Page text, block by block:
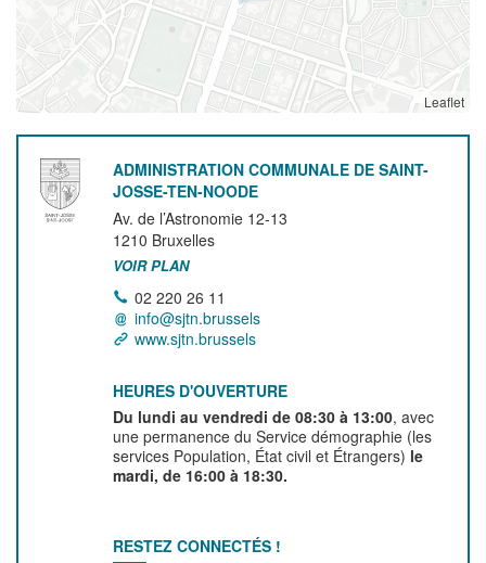
Leaflet
ADMINISTRATION COMMUNALE DE SAINT-
JOSSE-TEN-NOODE
Av. de l’Astronomie 12-13
1210 Bruxelles
VOIR PLAN
02 220 26 11
info@sjtn.brussels
www.sjtn.brussels
HEURES D'OUVERTURE
Du lundi au vendredi de 08:30 à 13:00, avec
une permanence du Service démographie (les
services Population, État civil et Étrangers) le
mardi, de 16:00 à 18:30.
RESTEZ CONNECTÉS !